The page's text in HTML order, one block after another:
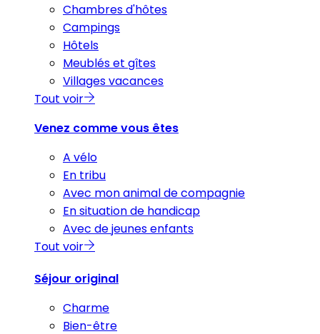
Chambres d'hôtes
Campings
Hôtels
Meublés et gîtes
Villages vacances
Tout voir
Venez comme vous êtes
A vélo
En tribu
Avec mon animal de compagnie
En situation de handicap
Avec de jeunes enfants
Tout voir
Séjour original
Charme
Bien-être